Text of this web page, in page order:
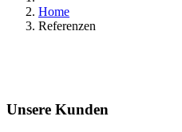
Home
Referenzen
Unsere Kunden